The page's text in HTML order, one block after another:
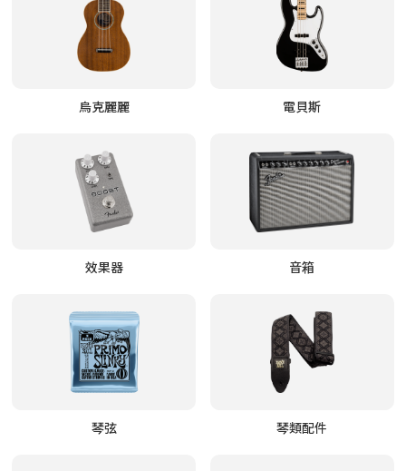
烏克麗麗 電貝斯
效果器 音箱
琴弦 琴類配件